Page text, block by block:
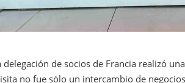
delegación de socios de Francia realizó
no fue sólo un intercambio de